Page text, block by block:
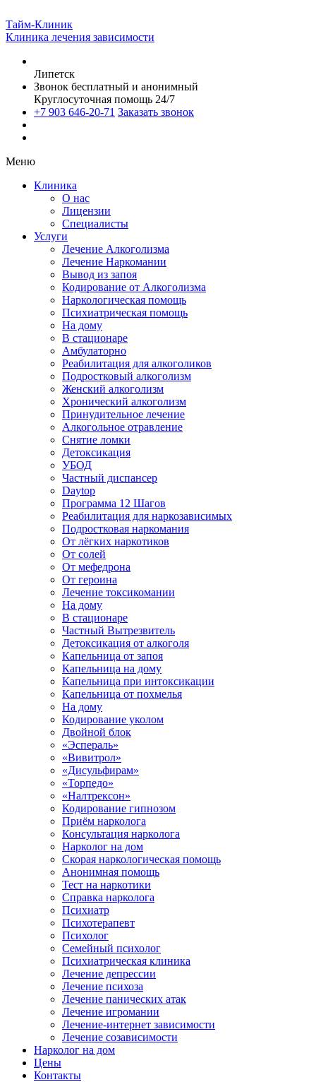
Тайм-Клиник
Клиника лечения зависимости
Липетск
Звонок бесплатный и анонимный
Круглосуточная помощь 24/7
+7 903 646-20-71 Заказать звонок
Меню
Клиника
О нас
Лицензии
Специалисты
Услуги
Лечение Алкоголизма
Лечение Наркомании
Вывод из запоя
Кодирование от Алкоголизма
Наркологическая помощь
Психиатрическая помощь
На дому
В стационаре
Амбулаторно
Реабилитация для алкоголиков
Подростковый алкоголизм
Женский алкоголизм
Хронический алкоголизм
Принудительное лечение
Алкогольное отравление
Снятие ломки
Детоксикация
УБОД
Частный диспансер
Daytop
Программа 12 Шагов
Реабилитация для наркозависимых
Подростковая наркомания
От лёгких наркотиков
От солей
От мефедрона
От героина
Лечение токсикомании
На дому
В стационаре
Частный Вытрезвитель
Детоксикация от алкоголя
Капельница от запоя
Капельница на дому
Капельница при интоксикации
Капельница от похмелья
На дому
Кодирование уколом
Двойной блок
«Эспераль»
«Вивитрол»
«Дисульфирам»
«Торпедо»
«Налтрексон»
Кодирование гипнозом
Приём нарколога
Консультация нарколога
Нарколог на дом
Скорая наркологическая помощь
Анонимная помощь
Тест на наркотики
Справка нарколога
Психиатр
Психотерапевт
Психолог
Семейный психолог
Психиатрическая клиника
Лечение депрессии
Лечение психоза
Лечение панических атак
Лечение игромании
Лечение-интернет зависимости
Лечение созависимости
Нарколог на дом
Цены
Контакты